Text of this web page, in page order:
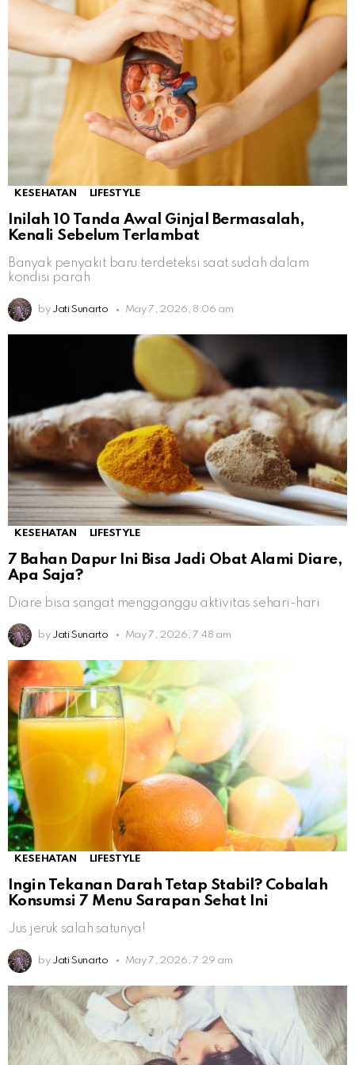
KESEHATAN LIFESTYLE
Inilah 10 Tanda Awal Ginjal Bermasalah,
Kenali Sebelum Terlambat
Banyak penyakit baru terdeteksi saat sudah dalam
kondisi parah
by Jati Sunarto May 7, 2026, 8:06 am
KESEHATAN LIFESTYLE
7 Bahan Dapur Ini Bisa Jadi Obat Alami Diare,
Apa Saja?
Diare bisa sangat mengganggu aktivitas sehari-hari
by Jati Sunarto May 7, 2026, 7:48 am
KESEHATAN LIFESTYLE
Ingin Tekanan Darah Tetap Stabil? Cobalah
Konsumsi 7 Menu Sarapan Sehat Ini
Jus jeruk salah satunya!
by Jati Sunarto May 7, 2026, 7:29 am